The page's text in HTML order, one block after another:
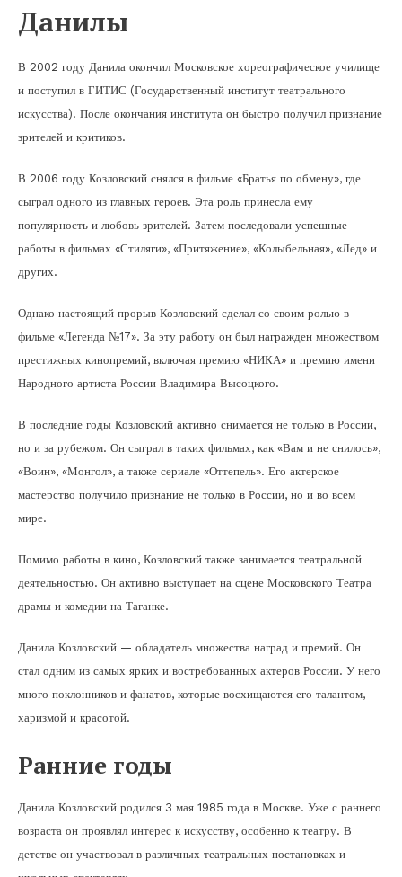
Данилы
В 2002 году Данила окончил Московское хореографическое училище
и поступил в ГИТИС (Государственный институт театрального
искусства). После окончания института он быстро получил признание
зрителей и критиков.
В 2006 году Козловский снялся в фильме «Братья по обмену», где
сыграл одного из главных героев. Эта роль принесла ему
популярность и любовь зрителей. Затем последовали успешные
работы в фильмах «Стиляги», «Притяжение», «Колыбельная», «Лед» и
других.
Однако настоящий прорыв Козловский сделал со своим ролью в
фильме «Легенда №17». За эту работу он был награжден множеством
престижных кинопремий, включая премию «НИКА» и премию имени
Народного артиста России Владимира Высоцкого.
В последние годы Козловский активно снимается не только в России,
но и за рубежом. Он сыграл в таких фильмах, как «Вам и не снилось»,
«Воин», «Монгол», а также сериале «Оттепель». Его актерское
мастерство получило признание не только в России, но и во всем
мире.
Помимо работы в кино, Козловский также занимается театральной
деятельностью. Он активно выступает на сцене Московского Театра
драмы и комедии на Таганке.
Данила Козловский — обладатель множества наград и премий. Он
стал одним из самых ярких и востребованных актеров России. У него
много поклонников и фанатов, которые восхищаются его талантом,
харизмой и красотой.
Ранние годы
Данила Козловский родился 3 мая 1985 года в Москве. Уже с раннего
возраста он проявлял интерес к искусству, особенно к театру. В
детстве он участвовал в различных театральных постановках и